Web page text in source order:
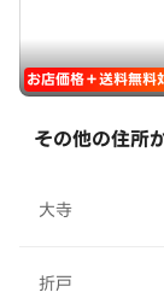
お店価格＋送料無料
その他の住所
大寺
折戸